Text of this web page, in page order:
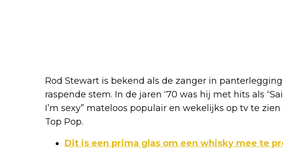
Rod Stewart is bekend als de zanger in
raspende stem. In de jaren ‘70 was hij met hits als
I’m sexy” mateloos populair en wekelijks op tv te
Top Pop.
Dit is een prima glas om een whisky mee te